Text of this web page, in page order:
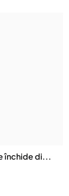
închide di...